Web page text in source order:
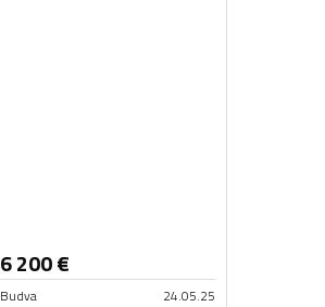
6 200€
Budva 24.05.25